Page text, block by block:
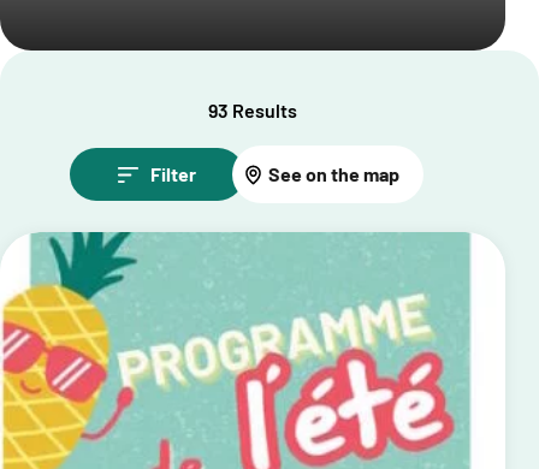
93 Results
Filter See on the map